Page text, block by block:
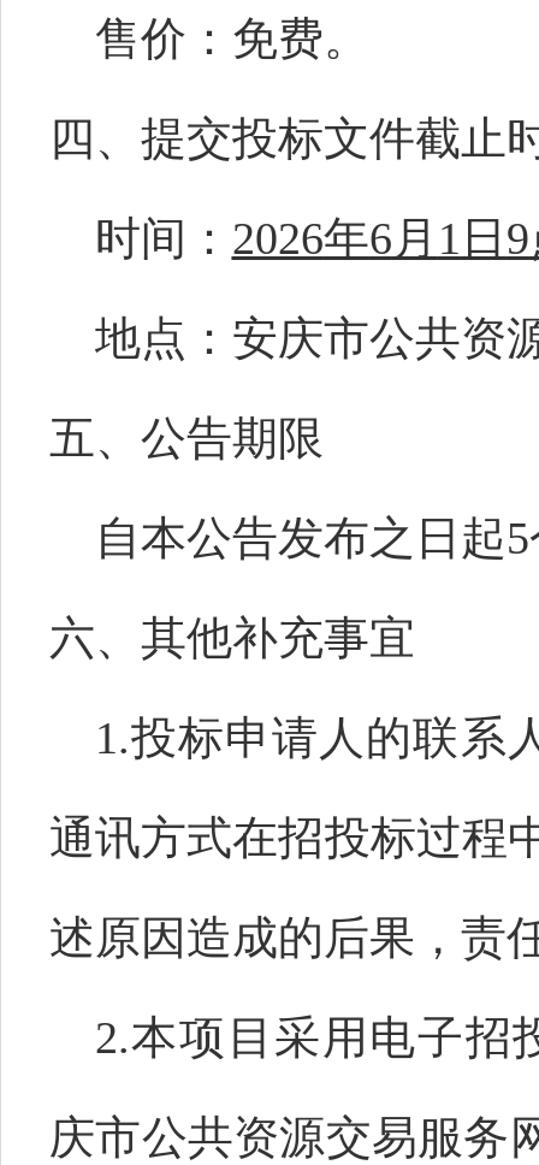
售价：免费。
四、提交投标文件截止
时间： 2026年6月 1 日 9
地点：安庆市公共资
五、公告期限
自本公告发布之日起
六、其他补充事宜
1.投标申请人的联系
通讯方式在招投标过程
述原因造成的后果，责
2.本项目采用电子招
庆市公共资源交易服务